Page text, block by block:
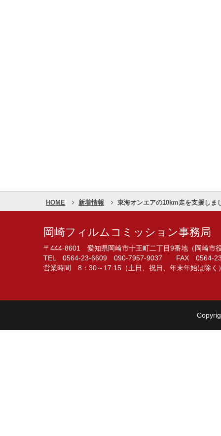
HOME 新着情報 東海オンエアの10km走を支援しま
岡崎フィルムコミッション事務局
〒444-8601 愛知県岡崎市十王町二丁目9番地（岡崎市
TEL 0564-23-6609 090-7957-9037 FAX 0564-
営業時間 8：30～17:15（土日、祝日、年末年始は除く